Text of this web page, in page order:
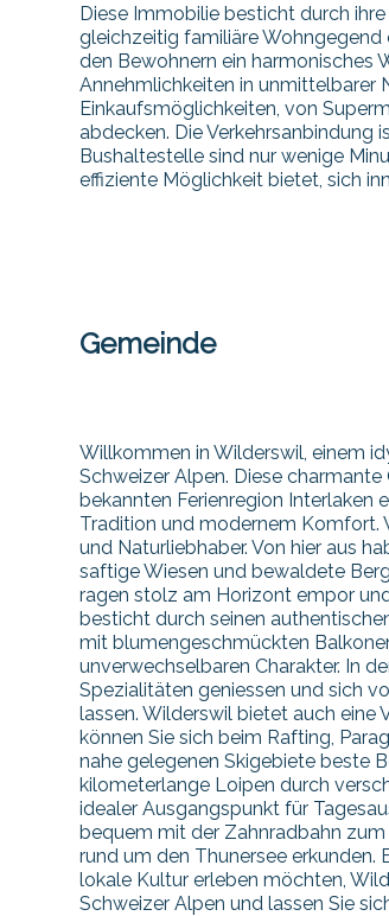
Diese Immobilie besticht durch
gleichzeitig familiäre Wohngegend
den Bewohnern ein harmonisches
Annehmlichkeiten in unmittelbarer
Einkaufsmöglichkeiten, von
abdecken. Die Verkehrsanbindung
Bushaltestelle sind nur wenige
effiziente Möglichkeit bietet, sich
Gemeinde
Willkommen in Wilderswil, einem
Schweizer Alpen. Diese
bekannten Ferienregion Interlaken
Tradition und modernem Komfort.
und Naturliebhaber. Von hier aus
saftige Wiesen und bewaldete
ragen stolz am Horizont empor
besticht durch seinen
mit blumengeschmückten
unverwechselbaren Charakter. In
Spezialitäten geniessen und sich
lassen. Wilderswil bietet auch eine
können Sie sich beim Rafting,
nahe gelegenen Skigebiete beste
kilometerlange Loipen durch
idealer Ausgangspunkt für
bequem mit der Zahnradbahn
rund um den Thunersee erkunden.
lokale Kultur erleben möchten,
Schweizer Alpen und lassen Sie